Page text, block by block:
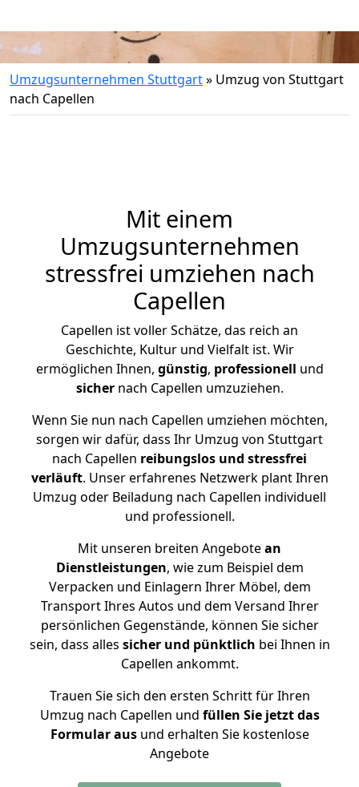
Umzugsunternehmen Stuttgart» Umzug von Stuttgart
nach Capellen
Mit einem
Umzugsunternehmen
stressfrei umziehen nach
Capellen
Capellen ist voller Schätze, das reich an
Geschichte, Kultur und Vielfalt ist. Wir
ermöglichen Ihnen, günstig, professionell und
sichernach Capellen umzuziehen.
Wenn Sie nun nach Capellen umziehen möchten,
sorgen wir dafür, dass Ihr Umzug von Stuttgart
nach Capellen reibungslos und stressfrei
verläuft. Unser erfahrenes Netzwerk plant Ihren
Umzug oder Beiladung nach Capellen individuell
und professionell.
Mit unseren breiten Angebotean
Dienstleistungen, wie zum Beispiel dem
Verpacken und Einlagern Ihrer Möbel, dem
Transport Ihres Autos und dem Versand Ihrer
persönlichen Gegenstände, können Sie sicher
sein, dass alles sicher und pünktlich bei Ihnen in
Capellen ankommt.
Trauen Sie sich den ersten Schritt für Ihren
Umzug nach Capellen und füllen Sie jetzt das
Formular ausund erhalten Sie kostenlose
Angebote